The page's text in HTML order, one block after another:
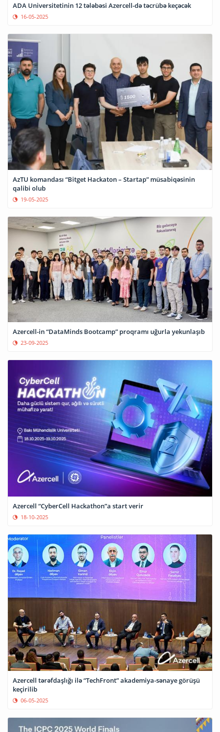
ADA Universitetinin 12 tələbəsi Azercell-də təcrübə keçəcək
16-05-2025
AzTU komandası “Bitget Hackaton – Startap” müsabiqəsinin
qalibi olub
19-05-2025
Azercell-in “DataMinds Bootcamp” proqramı uğurla yekunlaşıb
23-09-2025
Azercell “CyberCell Hackathon”a start verir
18-10-2025
Azercell tərəfdaşlığı ilə “TechFront” akademiya-sənaye görüşü
keçirilib
06-05-2025